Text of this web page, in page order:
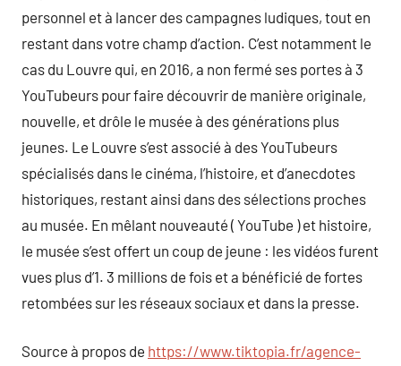
personnel et à lancer des campagnes ludiques, tout en
restant dans votre champ d’action. C’est notamment le
cas du Louvre qui, en 2016, a non fermé ses portes à 3
YouTubeurs pour faire découvrir de manière originale,
nouvelle, et drôle le musée à des générations plus
jeunes. Le Louvre s’est associé à des YouTubeurs
spécialisés dans le cinéma, l’histoire, et d’anecdotes
historiques, restant ainsi dans des sélections proches
au musée. En mêlant nouveauté ( YouTube ) et histoire,
le musée s’est offert un coup de jeune : les vidéos furent
vues plus d’1. 3 millions de fois et a bénéficié de fortes
retombées sur les réseaux sociaux et dans la presse.
Source à propos de https://www.tiktopia.fr/agence-